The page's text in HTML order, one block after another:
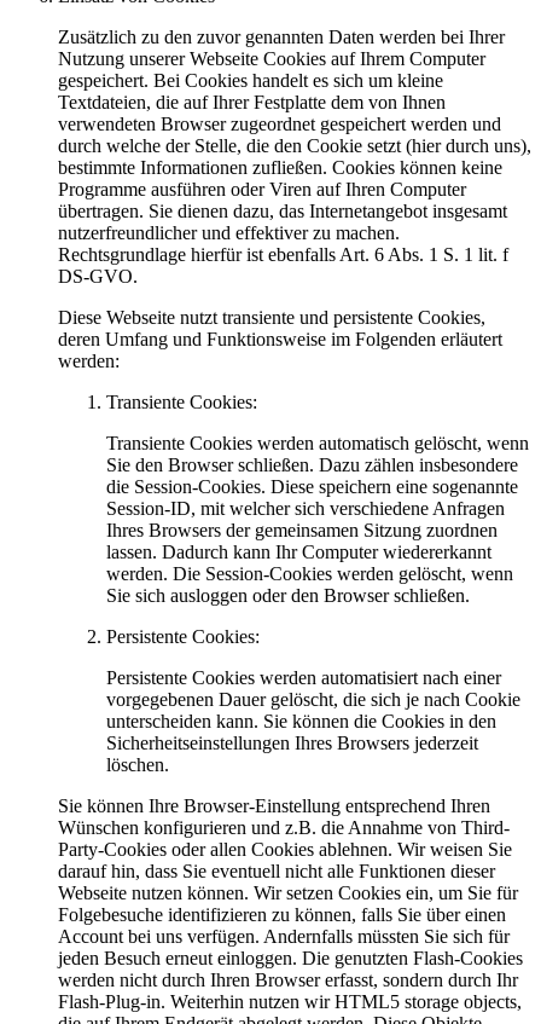
Zusätzlich zu den zuvor genannten Daten werden bei Ihrer
Nutzung unserer Webseite Cookies auf Ihrem Computer
gespeichert. Bei Cookies handelt es sich um kleine
Textdateien, die auf Ihrer Festplatte dem von Ihnen
verwendeten Browser zugeordnet gespeichert werden und
durch welche der Stelle, die den Cookie setzt (hier durch uns),
bestimmte Informationen zufließen. Cookies können keine
Programme ausführen oder Viren auf Ihren Computer
übertragen. Sie dienen dazu, das Internetangebot insgesamt
nutzerfreundlicher und effektiver zu machen.
Rechtsgrundlage hierfür ist ebenfalls Art. 6 Abs. 1 S. 1 lit. f
DS-GVO.
Diese Webseite nutzt transiente und persistente Cookies,
deren Umfang und Funktionsweise im Folgenden erläutert
werden:
Transiente Cookies:
Transiente Cookies werden automatisch gelöscht, wenn
Sie den Browser schließen. Dazu zählen insbesondere
die Session-Cookies. Diese speichern eine sogenannte
Session-ID, mit welcher sich verschiedene Anfragen
Ihres Browsers der gemeinsamen Sitzung zuordnen
lassen. Dadurch kann Ihr Computer wiedererkannt
werden. Die Session-Cookies werden gelöscht, wenn
Sie sich ausloggen oder den Browser schließen.
Persistente Cookies:
Persistente Cookies werden automatisiert nach einer
vorgegebenen Dauer gelöscht, die sich je nach Cookie
unterscheiden kann. Sie können die Cookies in den
Sicherheitseinstellungen Ihres Browsers jederzeit
löschen.
Sie können Ihre Browser-Einstellung entsprechend Ihren
Wünschen konfigurieren und z.B. die Annahme von Third-
Party-Cookies oder allen Cookies ablehnen. Wir weisen Sie
darauf hin, dass Sie eventuell nicht alle Funktionen dieser
Webseite nutzen können. Wir setzen Cookies ein, um Sie für
Folgebesuche identifizieren zu können, falls Sie über einen
Account bei uns verfügen. Andernfalls müssten Sie sich für
jeden Besuch erneut einloggen. Die genutzten Flash-Cookies
werden nicht durch Ihren Browser erfasst, sondern durch Ihr
Flash-Plug-in. Weiterhin nutzen wir HTML5 storage objects,